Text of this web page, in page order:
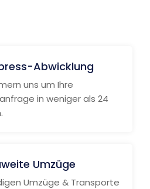
Abwicklung
uns um Ihre
in weniger als 24
Umzüge
Umzüge & Transporte